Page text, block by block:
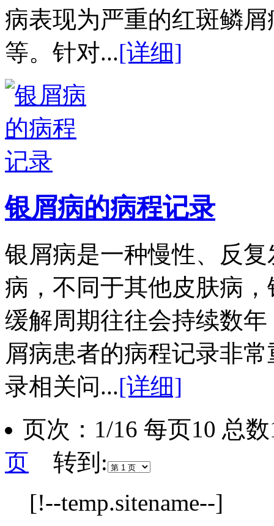
病表现为严重的红斑鳞
等。针对...[详细]
银屑病的病程记录
银屑病是一种慢性、反
病，不同于其他皮肤病
缓解周期往往会持续数
屑病患者的病程记录非
录相关问...[详细]
页次：1/16 每页10
页 转到:
[!--temp.sitename--]